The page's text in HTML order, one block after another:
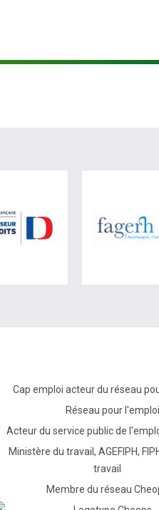
France Travail (nouvelle fenêtre)
visiter les site de
Cap emploi acteur du réseau
Acteur du service public de
Membre du réseau